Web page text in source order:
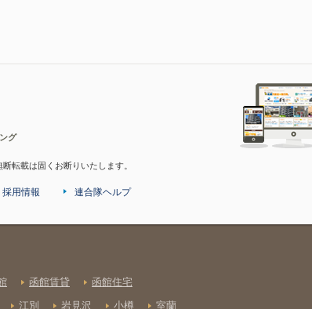
グ
転載は固くお断りいたします。
採用情報 連合隊ヘルプ